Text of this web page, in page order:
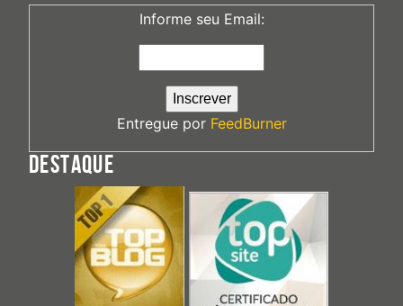
Informe seu Email:
Entregue por FeedBurner
DESTAQUE